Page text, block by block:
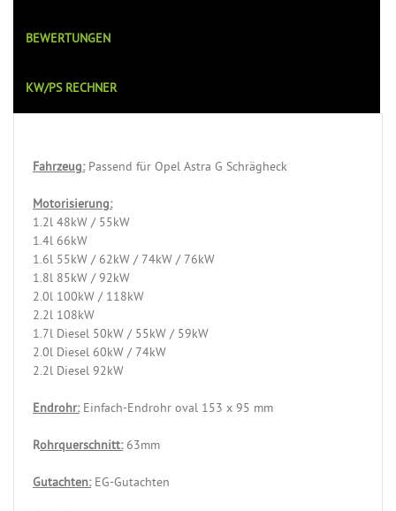
BEWERTUNGEN
KW/PS RECHNER
Fahrzeug:Passend für Opel Astra G Schrägheck
Motorisierung:
1.2l 48kW / 55kW
1.4l 66kW
1.6l 55kW / 62kW / 74kW / 76kW
1.8l 85kW / 92kW
2.0l 100kW / 118kW
2.2l 108kW
1.7l Diesel 50kW / 55kW / 59kW
2.0l Diesel 60kW / 74kW
2.2l Diesel 92kW
Endrohr:Einfach-Endrohr oval 153 x 95 mm
Rohrquerschnitt:63mm
Gutachten:EG-Gutachten